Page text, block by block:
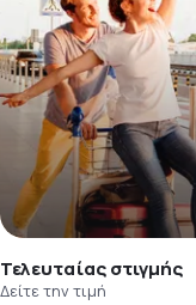
Τελευταίας στιγμής
Δείτε την τιμή